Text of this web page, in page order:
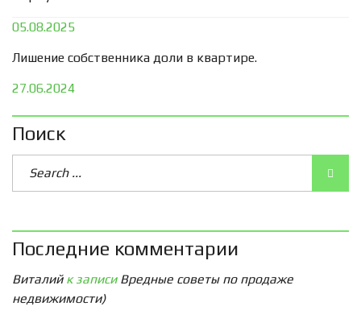
05.08.2025
Лишение собственника доли в квартире.
27.06.2024
Поиск
Последние комментарии
Виталийк записи Вредные советы по продаже
недвижимости)